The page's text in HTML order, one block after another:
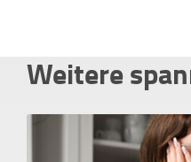
Weitere